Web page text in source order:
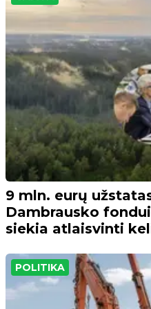
9 mln. eurų
Dambrausko
siekia atlaisvinti
POLITIKA